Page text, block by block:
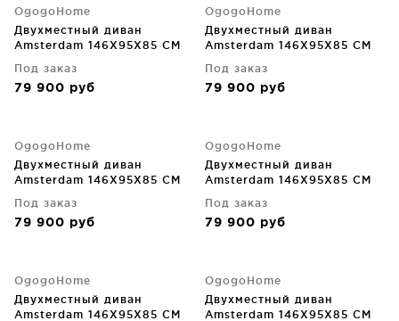
OgogoHome
Двухместный диван
Amsterdam 146X95X85 CM
Под заказ
79 900 руб
OgogoHome
Двухместный диван
Amsterdam 146X95X85 CM
Под заказ
79 900 руб
OgogoHome
Двухместный диван
Amsterdam 146X95X85 CM
Под заказ
79 900 руб
OgogoHome
Двухместный диван
Amsterdam 146X95X85 CM
Под заказ
79 900 руб
OgogoHome
Двухместный диван
Amsterdam 146X95X85 CM
OgogoHome
Двухместный диван
Amsterdam 146X95X85 CM